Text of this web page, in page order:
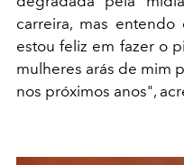
carreira, mas
estou feliz em fazer o
mulheres arás de mim
nos próximos anos",